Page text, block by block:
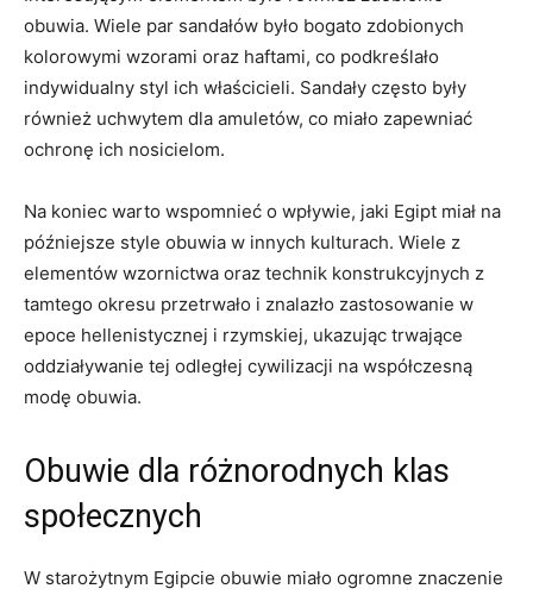
obuwia. Wiele par sandałów było ​bogato zdobionych
kolorowymi wzorami oraz haftami, co podkreślało
‍indywidualny styl⁢ ich⁤ właścicieli. Sandały ​często były
również uchwytem dla amuletów, co ⁤miało‌ zapewniać
ochronę ich ⁢nosicielom.
Na koniec warto wspomnieć ‌o wpływie, jaki⁢ Egipt miał na⁣
późniejsze style obuwia​ w innych kulturach. Wiele z
elementów wzornictwa oraz technik konstrukcyjnych z‌
tamtego okresu przetrwało ‍i znalazło zastosowanie w
epoce hellenistycznej i rzymskiej, ukazując trwające
oddziaływanie tej odległej cywilizacji na współczesną
modę obuwia.
Obuwie dla różnorodnych klas
społecznych
W starożytnym⁣ Egipcie obuwie miało ogromne znaczenie ​